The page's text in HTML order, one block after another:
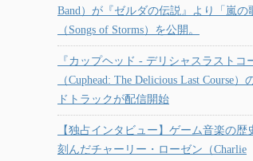
Band）が『ゼルダの伝説』より「嵐の
（Songs of Storms）を公開。
『カップヘッド - デリシャスラストコ
（Cuphead: The Delicious Last Course）
ドトラックが配信開始
【独占インタビュー】ゲーム音楽の歴
刻んだチャーリー・ローゼン（Charlie